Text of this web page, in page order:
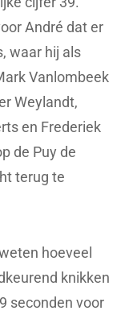
André dat er
waar hij als
Vanlombeek
Weylandt,
en Frederiek
de Puy de
terug te
hoeveel
knikken
seconden voor